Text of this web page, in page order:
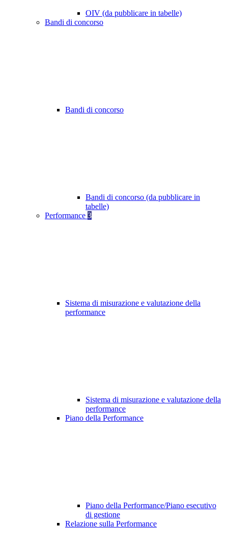
OIV (da pubblicare in tabelle)
Bandi di concorso
Bandi di concorso
Bandi di concorso (da pubblicare in
tabelle)
Performance 3
Sistema di misurazione e valutazione della
performance
Sistema di misurazione e valutazione della
performance
Piano della Performance
Piano della Performance/Piano esecutivo
di gestione
Relazione sulla Performance